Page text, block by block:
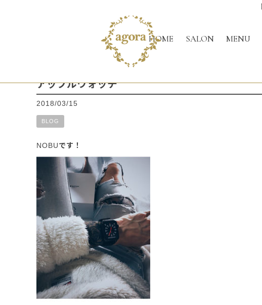
HOME SALON MENU
アップルウォッチ
2018/03/15
BLOG
NOBUです！